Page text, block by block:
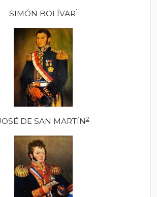
SIMÓN BOLÍVAR1
DE SAN MARTÍN2